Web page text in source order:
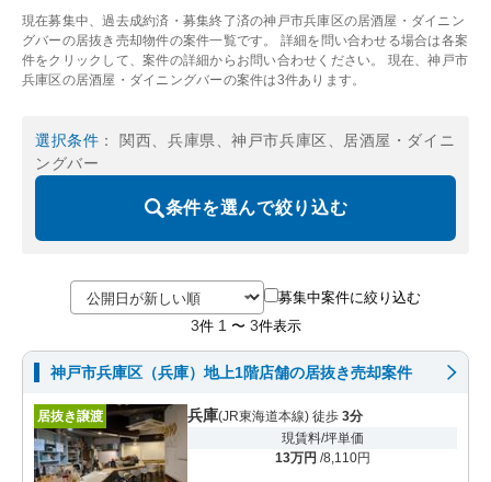
現在募集中、過去成約済・募集終了済の神戸市兵庫区の居酒屋・ダイニン
グバーの居抜き売却物件の案件一覧です。 詳細を問い合わせる場合は各案
件をクリックして、案件の詳細からお問い合わせください。 現在、神戸市
兵庫区の居酒屋・ダイニングバーの案件は3件あります。
選択条件 ： 関西、兵庫県、神戸市兵庫区、居酒屋・ダイニ
ングバー
条件を選んで絞り込む
募集中案件に絞り込む
3件 1 〜 3件表示
神戸市兵庫区（兵庫）地上1階店舗の居抜き売却案件
居抜き譲渡 兵庫(JR東海道本線) 徒歩 3分
現賃料/坪単価
13万円 /8,110円